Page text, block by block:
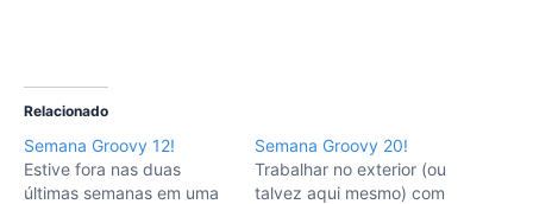
Relacionado
Semana Groovy 12!
Estive fora nas duas
últimas semanas em uma
Semana Groovy 20!
Trabalhar no exterior (ou
talvez aqui mesmo) com